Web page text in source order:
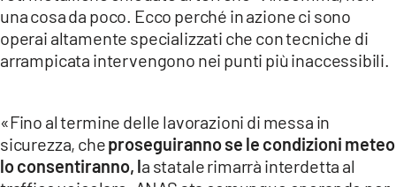
una cosa da poco. Ecco perché in azione ci sono
operai altamente specializzati che con tecniche di
arrampicata intervengono nei punti più inaccessibili.
«Fino al termine delle lavorazioni di messa in
sicurezza, cheproseguiranno se le condizioni meteo
lo consentiranno, la statale rimarrà interdetta al